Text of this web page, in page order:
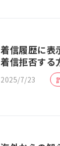
着信履歴に表
着信拒否する
2025/7/23